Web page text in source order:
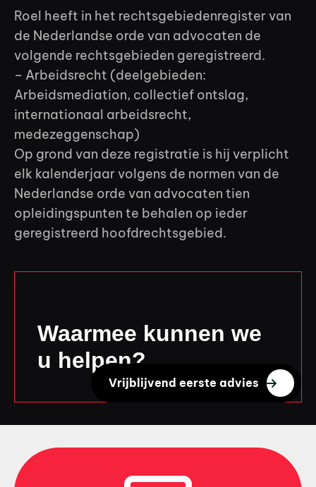
Roel heeft in het rechtsgebiedenregister van
de Nederlandse orde van advocaten de
volgende rechtsgebieden geregistreerd.
– Arbeidsrecht (deelgebieden:
Arbeidsmediation, collectief ontslag,
internationaal arbeidsrecht,
medezeggenschap)
Op grond van deze registratie is hij verplicht
elk kalenderjaar volgens de normen van de
Nederlandse orde van advocaten tien
opleidingspunten te behalen op ieder
geregistreerd hoofdrechtsgebied.
Waarmee kunnen we
u helpen?
Vrijblijvend eerste advies